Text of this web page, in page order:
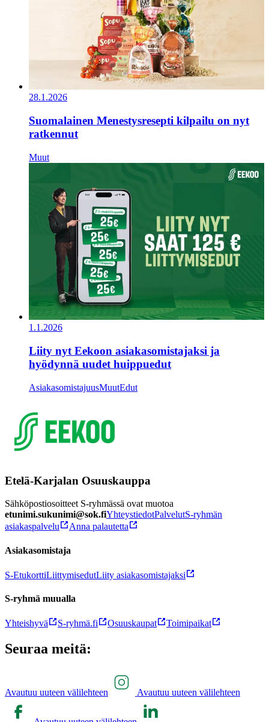
28.1.2026
Suomalainen Menestysresepti kilpailu on nyt
ratkennut
Muut
1.1.2026
Liity nyt Eekoon asiakasomistajaksi ja
hyödynnä uudet huippuedut
AsiakasomistajuusMuutEdut
Etelä-Karjalan Osuuskauppa
Sähköpostiosoitteet S-ryhmässä ovat muotoa
etunimi.sukunimi@sok.fiYhteystiedotPalvelutS-ryhmän
asiakaspalvelu
Anna palautetta
Asiakasomistaja
S-EtukorttiLiittymisedutLiity asiakasomistajaksi
S-ryhmä muualla
Yhteishyvä S-ryhmä.fi Osuuskaupat Toimipaikat
Seuraa meitä:
Avautuu uuteen välilehteen Avautuu uuteen välilehteen